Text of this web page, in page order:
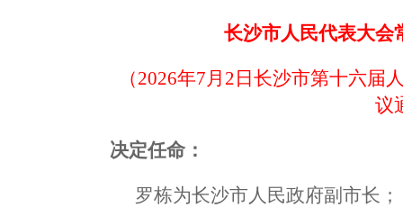
长沙市人民代表大会
（2026年7月2日长沙市第十六
议
决定任命：
罗栋为长沙市人民政府副市长；